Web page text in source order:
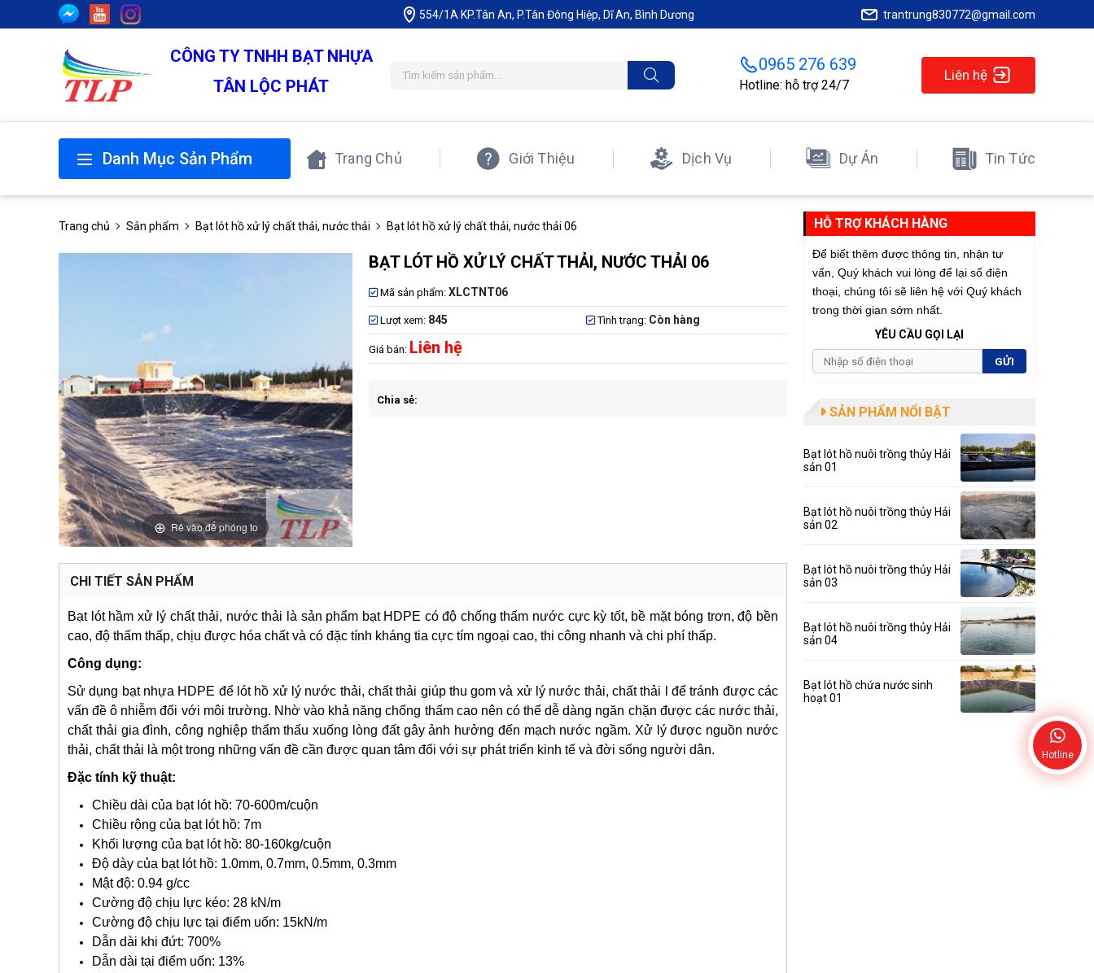
554/1A KP.Tân An, P.Tân Đông Hiệp, Dĩ An, Bình Dương trantrung830772@gmail.com
CÔNG TY TNHH BẠT NHỰA
TÂN LỘC PHÁT
0965 276 639
Hotline: hỗ trợ 24/7
Liên hệ
Danh Mục Sản Phẩm Trang Chủ Giới Thiệu Dịch Vụ Dự Án Tin Tức
Trang chủ Sản phẩm Bạt lót hồ xử lý chất thải, nước thải Bạt lót hồ xử lý chất thải, nước thải 06
Rê vào để phóng to
BẠT LÓT HỒ XỬ LÝ CHẤT THẢI, NƯỚC THẢI 06
Mã sản phẩm:XLCTNT06
Lượt xem: 845 Tình trạng: Còn hàng
Giá bán: Liên hệ
Chia sẻ:
CHI TIẾT SẢN PHẨM
Bạt lót hầm xử lý chất thải, nước thải là sản phẩm bạt HDPE có độ chống thấm nước cực kỳ tốt, bề mặt bóng trơn, độ bền
cao, độ thấm thấp, chịu được hóa chất và có đặc tính kháng tia cực tím ngoại cao, thi công nhanh và chi phí thấp.
Công dụng:
Sử dụng bạt nhựa HDPE để lót hồ xử lý nước thải, chất thải giúp thu gom và xử lý nước thải, chất thải l để tránh được các
vấn đề ô nhiễm đối với môi trường. Nhờ vào khả năng chống thấm cao nên có thể dễ dàng ngăn chặn được các nước thải,
chất thải gia đình, công nghiệp thẩm thấu xuống lòng đất gây ảnh hưởng đến mạch nước ngầm. Xử lý được nguồn nước
thải, chất thải là một trong những vấn đề cần được quan tâm đối với sự phát triển kinh tế và đời sống người dân.
Đặc tính kỹ thuật:
Chiều dài của bạt lót hồ: 70-600m/cuộn
Chiều rộng của bạt lót hồ: 7m
Khối lượng của bạt lót hồ: 80-160kg/cuộn
Độ dày của bạt lót hồ: 1.0mm, 0.7mm, 0.5mm, 0.3mm
Mật độ: 0.94 g/cc
Cường độ chịu lực kéo: 28 kN/m
Cường độ chịu lực tại điểm uốn: 15kN/m
Dẫn dài khi đứt: 700%
Dẫn dài tại điểm uốn: 13%
HỖ TRỢ KHÁCH HÀNG
Để biết thêm được thông tin, nhận tư
vấn, Quý khách vui lòng để lại số điện
thoại, chúng tôi sẽ liên hệ với Quý khách
trong thời gian sớm nhất.
YÊU CẦU GỌI LẠI
GỬI
SẢN PHẨM NỔI BẬT
Bạt lót hồ nuôi trồng thủy Hải
sản 01
Bạt lót hồ nuôi trồng thủy Hải
sản 02
Bạt lót hồ nuôi trồng thủy Hải
sản 03
Bạt lót hồ nuôi trồng thủy Hải
sản 04
Bạt lót hồ chứa nước sinh
hoạt 01
Hotline